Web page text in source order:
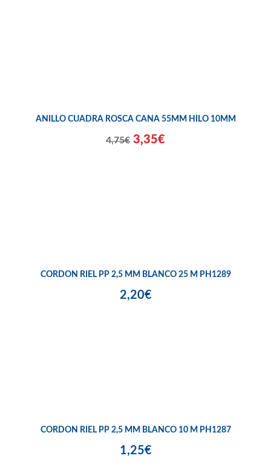
ANILLO CUADRA ROSCA CANA 55MM HILO 10MM
4,75€ 3,35€
CORDON RIEL PP 2,5 MM BLANCO 25 M PH1289
2,20€
CORDON RIEL PP 2,5 MM BLANCO 10 M PH1287
1,25€